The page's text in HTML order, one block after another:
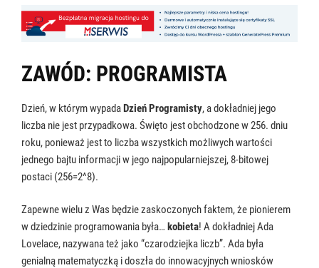
ZAWÓD: PROGRAMISTA
Dzień, w którym wypadaDzień Programisty, a dokładniej jego
liczba nie jest przypadkowa. Święto jest obchodzone w 256. dniu
roku, ponieważ jest to liczba wszystkich możliwych wartości
jednego bajtu informacji w jego najpopularniejszej, 8-bitowej
postaci (256=2^8).
Zapewne wielu z Was będzie zaskoczonych faktem, że pionierem
w dziedzinie programowania była… kobieta! A dokładniej Ada
Lovelace, nazywana też jako “czarodziejka liczb”. Ada była
genialną matematyczką i doszła do innowacyjnych wniosków